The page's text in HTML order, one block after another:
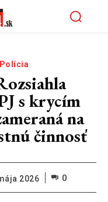
Polícia
s krycím
na
činnosť
2026 0